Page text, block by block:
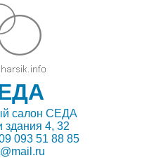
салон СЕДА
здания 4, 32
093 51 88 85